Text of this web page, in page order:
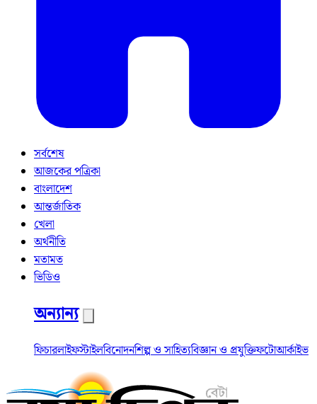
সর্বশেষ
আজকের পত্রিকা
বাংলাদেশ
আন্তর্জাতিক
খেলা
অর্থনীতি
মতামত
ভিডিও
অন্যান্য
ফিচারলাইফস্টাইলবিনোদনশিল্প ও সাহিত্যবিজ্ঞান ও প্রযুক্তিফটোআর্কাইভ